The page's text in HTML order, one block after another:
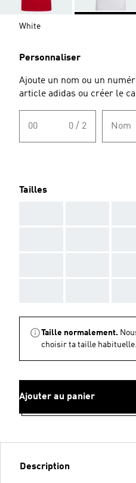
White
Personnaliser
Ajoute un nom ou un
article adidas ou créer le
00 0 / 2 Nom
Tailles
Taille normalement.
choisir ta taille habituelle.
Ajouter au panier
Description